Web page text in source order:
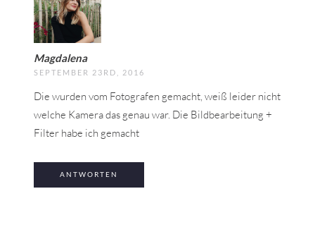
Magdalena
SEPTEMBER 23RD, 2016
Die wurden vom Fotografen gemacht, weiß leider nicht
welche Kamera das genau war. Die Bildbearbeitung +
Filter habe ich gemacht
ANTWORTEN